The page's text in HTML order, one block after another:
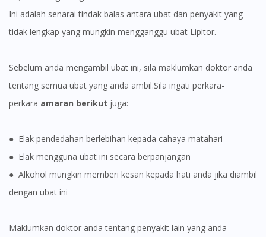
To serve you better, would you like to head over to
DoctorOnCall Singapore?
No, please do not redirect me
Ini adalah senarai tindak balas antara ubat dan penyakit yang
tidak lengkap yang mungkin mengganggu ubat Lipitor.
Sebelum anda mengambil ubat ini, sila maklumkan doktor anda
tentang semua ubat yang anda ambil.Sila ingati perkara-
perkara amaran berikut juga:
● Elak pendedahan berlebihan kepada cahaya matahari
● Elak mengguna ubat ini secara berpanjangan
● Alkohol mungkin memberi kesan kepada hati anda jika diambil
dengan ubat ini
Maklumkan doktor anda tentang penyakit lain yang anda